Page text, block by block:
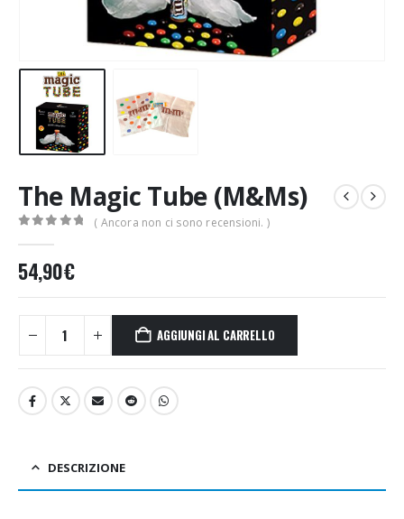
The Magic Tube (M&Ms)
( Ancora non ci sono recensioni. )
54,90€
AGGIUNGI AL CARRELLO
DESCRIZIONE